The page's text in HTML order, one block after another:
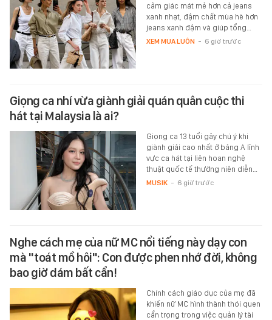
cảm giác mát mẻ hơn cả jeans
xanh nhạt, đậm chất mùa hè hơn
jeans xanh đậm và giúp tổng…
XEM MUA LUÔN - 6 giờ trước
Giọng ca nhí vừa giành giải quán quân cuộc thi
hát tại Malaysia là ai?
Giọng ca 13 tuổi gây chú ý khi
giành giải cao nhất ở bảng A lĩnh
vực ca hát tại liên hoan nghệ
thuật quốc tế thường niên diễn…
MUSIK - 6 giờ trước
Nghe cách mẹ của nữ MC nổi tiếng này dạy con
mà "toát mồ hôi": Con được phen nhớ đời, không
bao giờ dám bất cẩn!
Chính cách giáo dục của mẹ đã
khiến nữ MC hình thành thói quen
cẩn trọng trong việc quản lý tài